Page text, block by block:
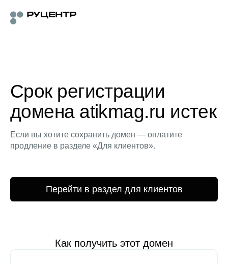
Срок регистрации
домена atikmag.ru истек
Если вы хотите сохранить домен — оплатите
продление в разделе «Для клиентов».
Перейти в раздел для клиентов
Как получить этот домен